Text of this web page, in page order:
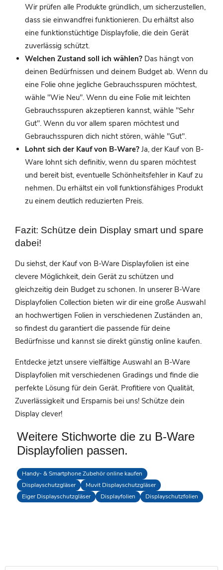
Wir prüfen alle Produkte gründlich, um sicherzustellen,
dass sie einwandfrei funktionieren. Du erhältst also
eine funktionstüchtige Displayfolie, die dein Gerät
zuverlässig schützt.
Welchen Zustand soll ich wählen? Das hängt von
deinen Bedürfnissen und deinem Budget ab. Wenn du
eine Folie ohne jegliche Gebrauchsspuren möchtest,
wähle "Wie Neu". Wenn du eine Folie mit leichten
Gebrauchsspuren akzeptieren kannst, wähle "Sehr
Gut". Wenn du vor allem sparen möchtest und
Gebrauchsspuren dich nicht stören, wähle "Gut".
Lohnt sich der Kauf von B-Ware? Ja, der Kauf von B-
Ware lohnt sich definitiv, wenn du sparen möchtest
und bereit bist, eventuelle Schönheitsfehler in Kauf zu
nehmen. Du erhältst ein voll funktionsfähiges Produkt
zu einem deutlich reduzierten Preis.
Fazit: Schütze dein Display smart und spare
dabei!
Du siehst, der Kauf von B-Ware Displayfolien ist eine
clevere Möglichkeit, dein Gerät zu schützen und
gleichzeitig dein Budget zu schonen. In unserer B-Ware
Displayfolien Collection bieten wir dir eine große Auswahl
an hochwertigen Folien in verschiedenen Zuständen an,
so findest du garantiert die passende für deine
Bedürfnisse und kannst sie direkt günstig online kaufen.
Entdecke jetzt unsere vielfältige Auswahl an B-Ware
Displayfolien mit verschiedenen Gradings und finde die
perfekte Lösung für dein Gerät. Profitiere von Qualität,
Zuverlässigkeit und Ersparnis bei uns! Schütze dein
Display clever!
Weitere Stichworte die zu B-Ware
Displayfolien passen.
Handy- & Smartphone Zubehör online kaufen
Displayschutzgläser
Muvit Displayschutzgläser
Eiger Displayschutzgläser
Displayfolien Displayschutzfolien